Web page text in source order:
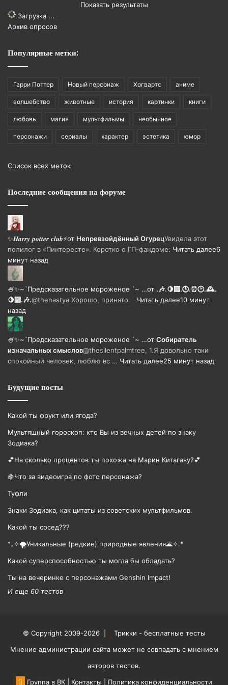
Показать результаты
Загрузка ...
Архив опросов
Популярные метки:
Гарри Поттер Новый персонаж Хогвартс аниме
волшебство животные история картинки книги
любовь магия мультфильмы необычное
персонажи сериалы характер эстетика юмор
Список всех меток
Последние сообщения на форуме
✨𝑯𝒂𝒓𝒓𝒚 𝒑𝒐𝒕𝒕𝒆𝒓 𝒄𝒍𝒖𝒃⚡от Непревзойдëнный ОгурецУвидела этот
полилог в «Пинтересте». Коротко о ГП-фандоме: Читать далее6
минут назад
🍧✨~`Предсказательное мороженое `~ …от .🎶.🍋‍🟩.🕒.⏰🕑.🕰️.
🍋‍🟩.🎶.@thenastya Хорошо, принято Читать далее10 минут
назад
🍧✨~`Предсказательное мороженое `~ …от Собиратель
изначальных смыслов@thesilentpalmtree, 1.Я довольно таки
спокойный человек, люблю вс … Читать далее25 минут назад
Будущие посты
Какой ты фрукт или ягода?
Мультяшный гороскоп: кто Вы из вечных детей по знаку
Зодиака?
💕На сколько процентов ты похожа на Марин Китагаву?💕
🍇Что за видеоигра по фото персонажа?
Туфли
Знаки Зодиака, как цитаты из советских мультфильмов.
Какой ты сосед???
⁺₊✧🌪️Уникальные (редкие) природные явления🌋✧.*
Какой суперспособностью ты могла бы обладать?
Ты на вечеринке с персонажами Genshin Impact!
И еще 60 тестов
© Copyright 2009-2026 |
Трикки - бесплатные тесты
Мнение администрации сайта может не совпадать с мнением
авторов тестов.
Группа в ВК
Контакты Политика конфиденциальности